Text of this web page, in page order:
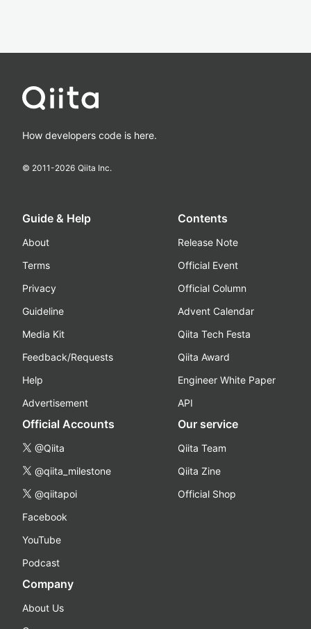
How developers code is here.
© 2011-2026 Qiita Inc.
Guide & Help
About
Terms
Privacy
Guideline
Media Kit
Feedback/Requests
Help
Advertisement
Contents
Release Note
Official Event
Official Column
Advent Calendar
Qiita Tech Festa
Qiita Award
Engineer White Paper
API
Official Accounts
@Qiita
@qiita_milestone
@qiitapoi
Facebook
YouTube
Podcast
Our service
Qiita Team
Qiita Zine
Official Shop
Company
About Us